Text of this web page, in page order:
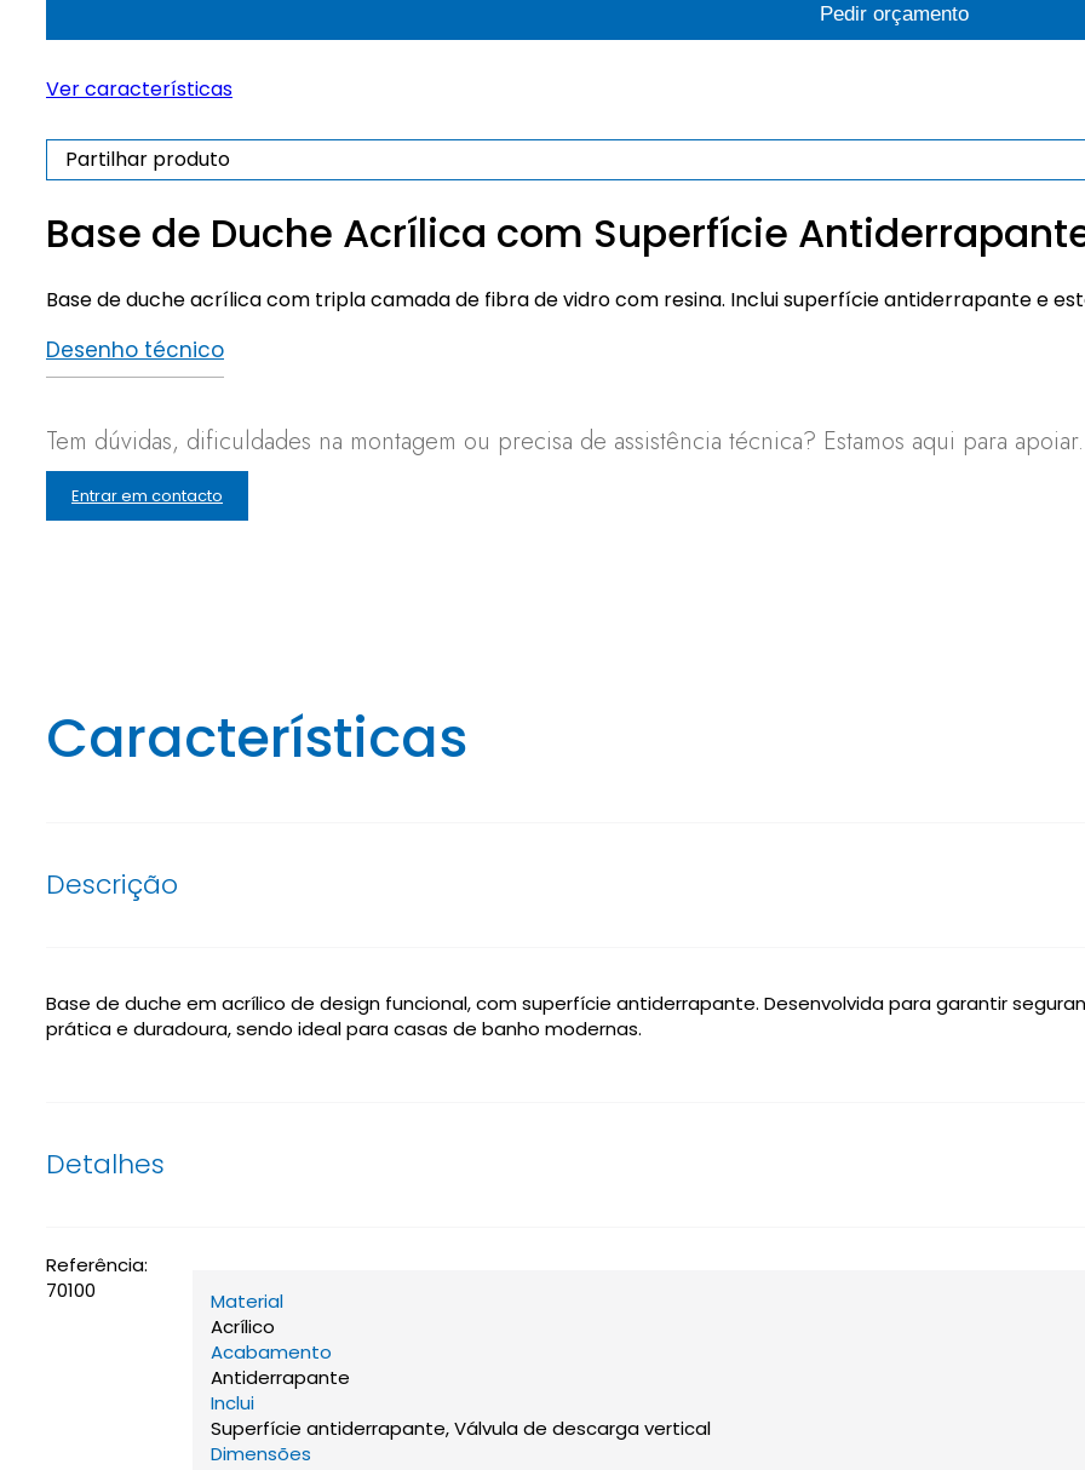
Duche
com
Antiderrapante
Pedir orçamento
Ver características
Partilhar produto
Base de Duche Acrílica com Superfície
Base de duche acrílica com tripla camada de fibra de vidro com resina. Inclui superfície antiderrapante e
Desenho técnico
Tem dúvidas, dificuldades na montagem ou precisa de assistência técnica? Estamos aqui para apoiar.
Entrar em contacto
Características
Descrição
Base de duche em acrílico de design funcional, com superfície antiderrapante. Desenvolvida para garantir
prática e duradoura, sendo ideal para casas de banho modernas.
Detalhes
Referência:
70100
Material
Acrílico
Acabamento
Antiderrapante
Inclui
Superfície antiderrapante, Válvula de descarga vertical
Dimensões